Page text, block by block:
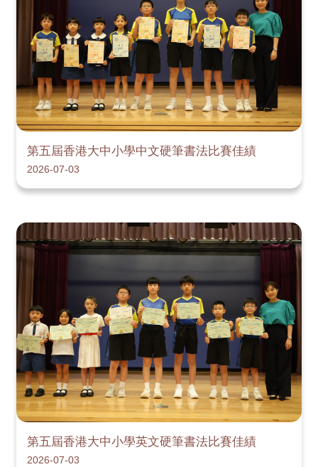
第五屆香港大中小學中文硬筆書法比賽佳績
2026-07-03
第五屆香港大中小學英文硬筆書法比賽佳績
2026-07-03